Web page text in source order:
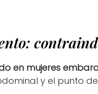
en mujeres
y el punto